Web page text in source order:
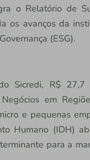
o Relatório de
os avanços da
(ESG).
Sicredi, R$ 27,7
em
e pequenas
Humano (IDH)
para a